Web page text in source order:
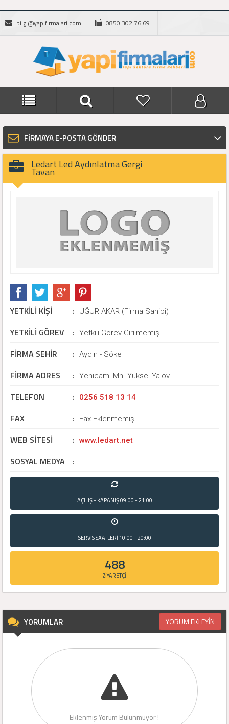
bilgi@yapifirmalari.com 0850 302 76 69
FİRMAYA E-POSTA GÖNDER
Ledart Led Aydınlatma Gergi
Tavan
YETKİLİ KİŞİ : UĞUR AKAR (Firma Sahibi)
YETKİLİ GÖREV : Yetkili Görev Girilmemiş
FİRMA SEHİR : Aydın - Söke
FİRMA ADRES : Yenicami Mh. Yüksel Yalov..
TELEFON : 0256 518 13 14
FAX : Fax Eklenmemiş
WEB SİTESİ : www.ledart.net
SOSYAL MEDYA :
AÇILIŞ - KAPANIŞ09:00 - 21:00
SERVİS SAATLERİ 10:00 - 20:00
488
ZİYARETÇİ
YORUMLAR YORUM EKLEYİN
Eklenmiş Yorum Bulunmuyor !